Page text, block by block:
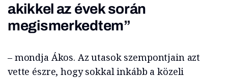
akikkel az évek során
megismerkedtem”
– mondja Ákos. Az utasok szempontjain azt
vette észre, hogy sokkal inkább a közeli